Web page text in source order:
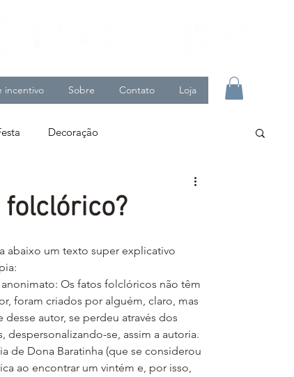
incentivo Sobre Contato Loja
Decoração
abaixo um texto super explicativo
foram criados por alguém, claro, mas
desse autor, se perdeu através dos
despersonalizando-se, assim a autoria.
de Dona Baratinha (que se considerou
ao encontrar um vintém e, por isso,